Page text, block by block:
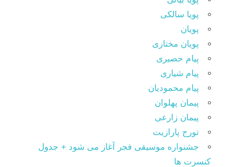
پویا سالکی
پویان
پویان مختاری
پیام حصیری
پیام شیاری
پیام محمودیان
پیمان پهلوان
پیمان زارعی
تورج پارازیت
جشنواره موسیقی فجر آغاز می شود + جدول
کنسرت ها